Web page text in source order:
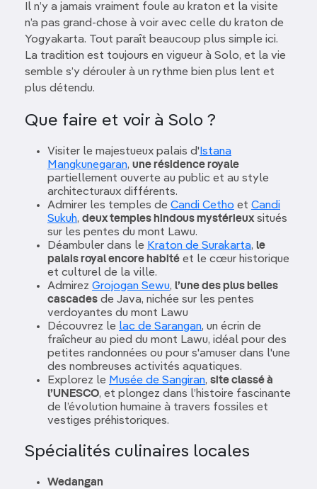
Il n’y a jamais vraiment foule au kraton et la visite
n’a pas grand-chose à voir avec celle du kraton de
Yogyakarta. Tout paraît beaucoup plus simple ici.
La tradition est toujours en vigueur à Solo, et la vie
semble s’y dérouler à un rythme bien plus lent et
plus détendu.
Que faire et voir à Solo ?
Visiter le majestueux palais d' Istana
Mangkunegaran, une résidence royale
partiellement ouverte au public et au style
architecturaux différents.
Admirer les temples de Candi Cetho et Candi
Sukuh, deux temples hindous mystérieuxsitués
sur les pentes du mont Lawu.
Déambuler dans le Kraton de Surakarta, le
palais royal encore habité et le cœur historique
et culturel de la ville.
Admirez Grojogan Sewu, l’une des plus belles
cascades de Java, nichée sur les pentes
verdoyantes du mont Lawu
Découvrez le lac de Sarangan, un écrin de
fraîcheur au pied du mont Lawu, idéal pour des
petites randonnées ou pour s'amuser dans l'une
des nombreuses activités aquatiques.
Explorez le Musée de Sangiran, site classé à
l’UNESCO, et plongez dans l’histoire fascinante
de l’évolution humaine à travers fossiles et
vestiges préhistoriques.
Spécialités culinaires locales
Wedangan